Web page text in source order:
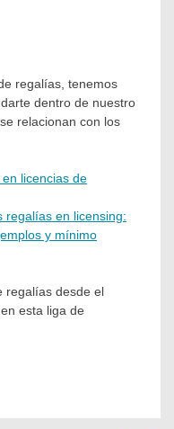
regalías, tenemos
dentro de nuestro
relacionan con los
licencias de
regalías en licensing:
y mínimo
regalías desde el
esta liga de